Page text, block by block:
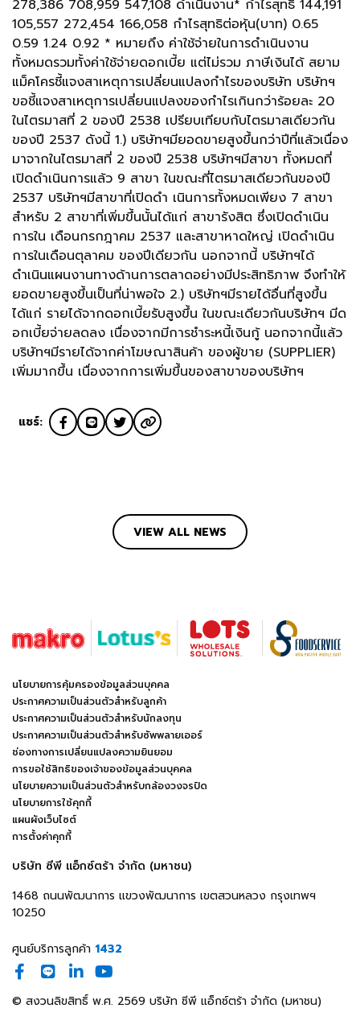
278,386 708,959 547,108 ดำเนินงาน* กำไรสุทธิ 144,191
105,557 272,454 166,058 กำไรสุทธิต่อหุ้น(บาท) 0.65
0.59 1.24 0.92 * หมายถึง ค่าใช้จ่ายในการดำเนินงาน
ทั้งหมดรวมทั้งค่าใช้จ่ายดอกเบี้ย แต่ไม่รวม ภาษีเงินได้ สยาม
แม็คโครชี้แจงสาเหตุการเปลี่ยนแปลงกำไรของบริษัท บริษัทฯ
ขอชี้แจงสาเหตุการเปลี่ยนแปลงของกำไรเกินกว่าร้อยละ 20
ในไตรมาสที่ 2 ของปี 2538 เปรียบเทียบกับไตรมาสเดียวกัน
ของปี 2537 ดังนี้ 1.) บริษัทฯมียอดขายสูงขึ้นกว่าปีที่แล้วเนื่อง
มาจากในไตรมาสที่ 2 ของปี 2538 บริษัทฯมีสาขา ทั้งหมดที่
เปิดดำเนินการแล้ว 9 สาขา ในขณะที่ไตรมาสเดียวกันของปี
2537 บริษัทฯมีสาขาที่เปิดดำ เนินการทั้งหมดเพียง 7 สาขา
สำหรับ 2 สาขาที่เพิ่มขึ้นนั้นได้แก่ สาขารังสิต ซึ่งเปิดดำเนิน
การใน เดือนกรกฎาคม 2537 และสาขาหาดใหญ่ เปิดดำเนิน
การในเดือนตุลาคม ของปีเดียวกัน นอกจากนี้ บริษัทฯได้
ดำเนินแผนงานทางด้านการตลาดอย่างมีประสิทธิภาพ จึงทำให้
ยอดขายสูงขึ้นเป็นที่น่าพอใจ 2.) บริษัทฯมีรายได้อื่นที่สูงขึ้น
ได้แก่ รายได้จากดอกเบี้ยรับสูงขึ้น ในขณะเดียวกันบริษัทฯ มีด
อกเบี้ยจ่ายลดลง เนื่องจากมีการชำระหนี้เงินกู้ นอกจากนี้แล้ว
บริษัทฯมีรายได้จากค่าโฆษณาสินค้า ของผู้ขาย (SUPPLIER)
เพิ่มมากขึ้น เนื่องจากการเพิ่มขึ้นของสาขาของบริษัทฯ
แชร์:
VIEW ALL NEWS
นโยบายการคุ้มครองข้อมูลส่วนบุคคล
ประกาศความเป็นส่วนตัวสำหรับลูกค้า
ประกาศความเป็นส่วนตัวสำหรับนักลงทุน
ประกาศความเป็นส่วนตัวสำหรับซัพพลายเออร์
ช่องทางการเปลี่ยนแปลงความยินยอม
การขอใช้สิทธิของเจ้าของข้อมูลส่วนบุคคล
นโยบายความเป็นส่วนตัวสำหรับกล้องวงจรปิด
นโยบายการใช้คุกกี้
แผนผังเว็บไซต์
การตั้งค่าคุกกี้
บริษัท ซีพี แอ็กซ์ตร้า จำกัด (มหาชน)
1468 ถนนพัฒนาการ แขวงพัฒนาการ เขตสวนหลวง กรุงเทพฯ
10250
ศูนย์บริการลูกค้า 1432
© สงวนลิขสิทธิ์ พ.ศ. 2569 บริษัท ซีพี แอ็กซ์ตร้า จำกัด (มหาชน)